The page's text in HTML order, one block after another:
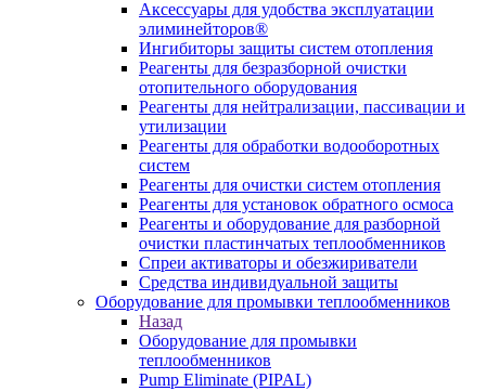
Аксессуары для удобства эксплуатации
элиминейторов®
Ингибиторы защиты систем отопления
Реагенты для безразборной очистки
отопительного оборудования
Реагенты для нейтрализации, пассивации и
утилизации
Реагенты для обработки водооборотных
систем
Реагенты для очистки систем отопления
Реагенты для установок обратного осмоса
Реагенты и оборудование для разборной
очистки пластинчатых теплообменников
Спреи активаторы и обезжириватели
Средства индивидуальной защиты
Оборудование для промывки теплообменников
Назад
Оборудование для промывки
теплообменников
Pump Eliminate (PIPAL)